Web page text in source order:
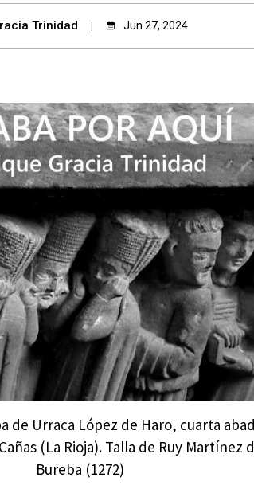
Trinidad Jun 27, 2024
de Urraca López de Haro, cuarta
(La Rioja). Talla de Ruy Martínez
Bureba (1272)